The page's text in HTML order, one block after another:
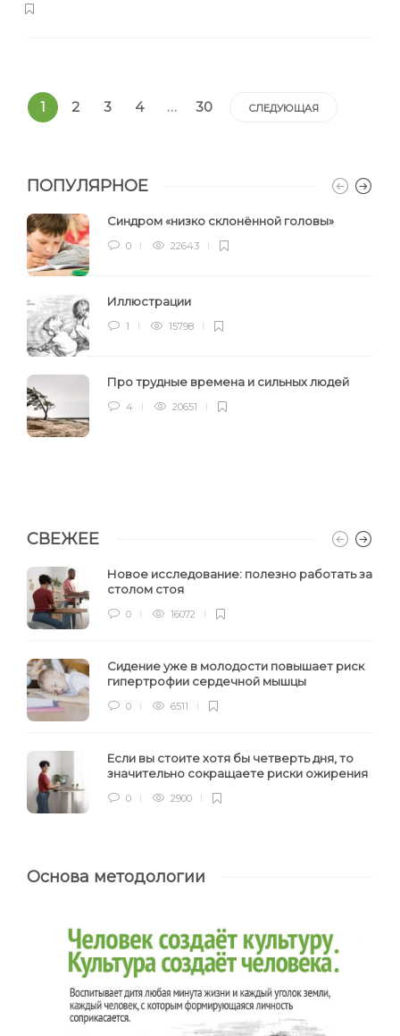
1 2 3 4 … 30 СЛЕДУЮЩАЯ
ПОПУЛЯРНОЕ
Синдром «низко склонённой головы»
0 22643
Иллюстрации
1 15798
Про трудные времена и сильных людей
4 20651
СВЕЖЕЕ
Новое исследование: полезно работать за
столом стоя
0 16072
Сидение уже в молодости повышает риск
гипертрофии сердечной мышцы
0 6511
Если вы стоите хотя бы четверть дня, то
значительно сокращаете риски ожирения
0 2900
Основа методологии